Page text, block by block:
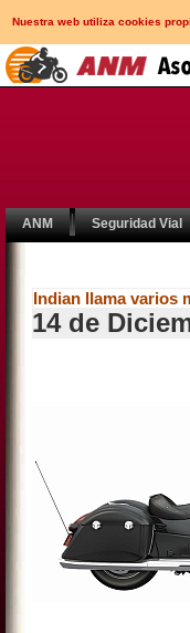
Nuestra web utiliza cookies
ANM Seguridad Vial
Indian llama varios
14 de